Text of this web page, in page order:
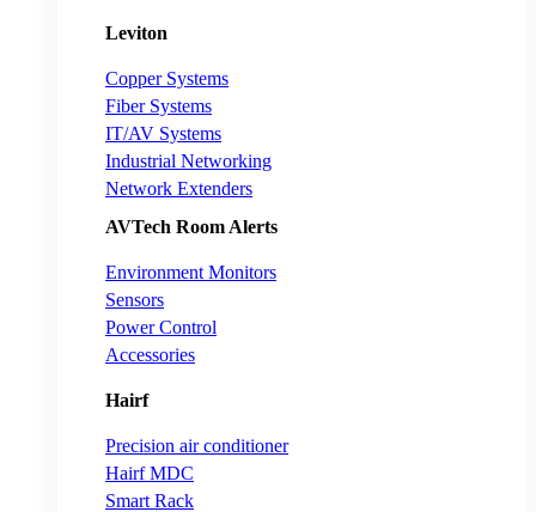
Leviton
Copper Systems
Fiber Systems
IT/AV Systems
Industrial Networking
Network Extenders
AVTech Room Alerts
Environment Monitors
Sensors
Power Control
Accessories
Hairf
Precision air conditioner
Hairf MDC
Smart Rack